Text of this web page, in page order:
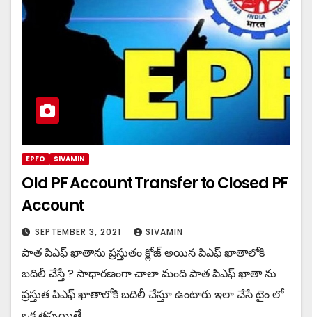
EPFO SIVAMIN
Old PF Account Transfer to Closed PF
Account
SEPTEMBER 3, 2021 SIVAMIN
పాత పిఎఫ్ ఖాతాను ప్రస్తుతం క్లోజ్ అయిన పిఎఫ్ ఖాతాలోకి
బదిలీ చేస్తే ? సాధారణంగా చాలా మంది పాత పిఎఫ్ ఖాతా ను
ప్రస్తుత పిఎఫ్ ఖాతాలోకి బదిలీ చేస్తూ ఉంటారు ఇలా చేసే టైం లో